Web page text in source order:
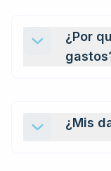
¿Por
¿Mis